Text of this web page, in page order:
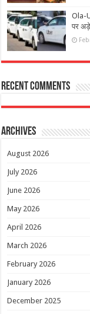
Ola-
पर
Recent Comments
Archives
August 2026
July 2026
June 2026
May 2026
April 2026
March 2026
February 2026
January 2026
December 2025